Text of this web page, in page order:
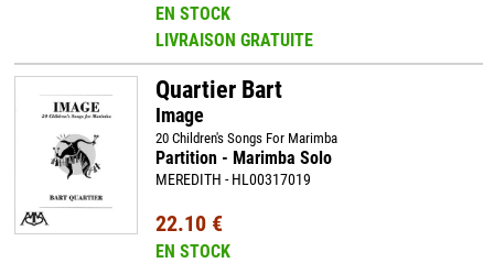
EN STOCK
LIVRAISON GRATUITE
Quartier Bart
Image
20 Children's Songs For Marimba
Partition - Marimba Solo
MEREDITH - HL00317019
22.10 €
EN STOCK